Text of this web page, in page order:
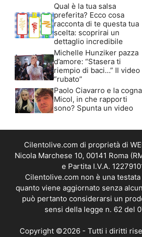
Qual è la tua salsa
preferita? Ecco cosa
racconta di te questa tua
scelta: scoprirai un
dettaglio incredibile
Michelle Hunziker pazza
d’amore: “Stasera ti
riempio di baci…” Il video
“rubato”
Paolo Ciavarro e la
Micol, in che rapporti
sono? Spunta un video
Cilentolive.com di proprietà di
Nicola Marchese 10, 00141 Roma
e Partita I.V.A.
Cilentolive.com non è una
quanto viene aggiornato senza
può pertanto considerarsi un
sensi della legge n. 62 del
Copyright ©2026 - Tutti i diritti